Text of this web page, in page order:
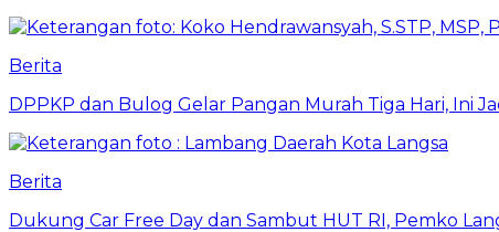
Berita
DPPKP dan Bulog Gelar Pangan Murah Tiga Hari, Ini
Berita
Dukung Car Free Day dan Sambut HUT RI, Pemko